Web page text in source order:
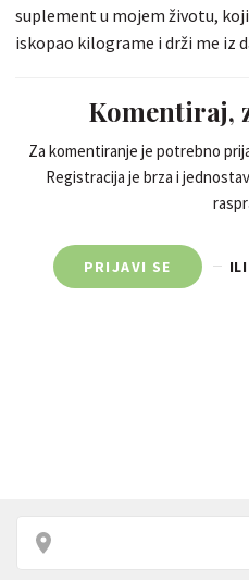
suplement u mojem životu,
iskopao kilograme i drži me iz
Komentiraj,
Za komentiranje je potrebno
Registracija je brza i
PRIJAVI SE ILI